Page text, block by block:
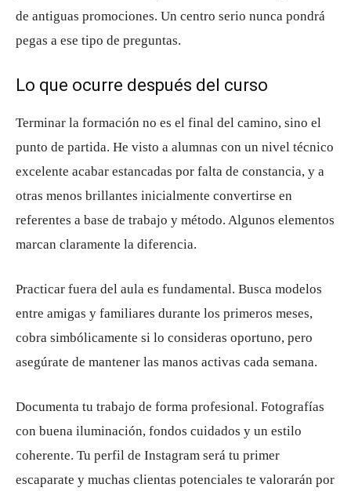
de antiguas promociones. Un centro serio nunca pondrá
pegas a ese tipo de preguntas.
Lo que ocurre después del curso
Terminar la formación no es el final del camino, sino el
punto de partida. He visto a alumnas con un nivel técnico
excelente acabar estancadas por falta de constancia, y a
otras menos brillantes inicialmente convertirse en
referentes a base de trabajo y método. Algunos elementos
marcan claramente la diferencia.
Practicar fuera del aula es fundamental. Busca modelos
entre amigas y familiares durante los primeros meses,
cobra simbólicamente si lo consideras oportuno, pero
asegúrate de mantener las manos activas cada semana.
Documenta tu trabajo de forma profesional. Fotografías
con buena iluminación, fondos cuidados y un estilo
coherente. Tu perfil de Instagram será tu primer
escaparate y muchas clientas potenciales te valorarán por